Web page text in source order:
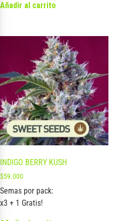
Añadir al carrito
INDIGO BERRY KUSH
$59.000
Semas por pack:
x3 + 1 Gratis!